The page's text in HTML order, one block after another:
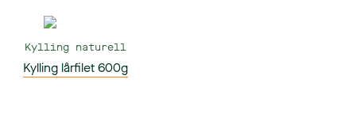
Kylling naturell
Kylling lårfilet 600g